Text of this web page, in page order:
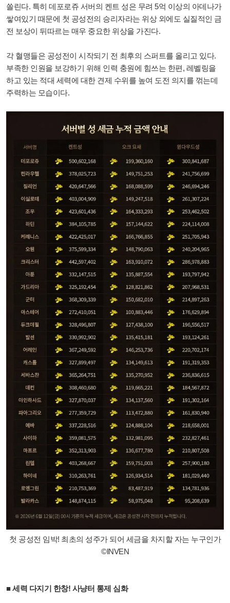
쏠린다. 특히 데포로쥬 서버의 켄트 성은 무려 5억 이상의 아데나가
쌓여있기 때문에 첫 공성전의 승리자라는 위상 외에도 실질적인 금
전 보상이 뒤따르는 매우 중요한 위상을 가진다.
각 혈맹들은 공성전이 시작되기 전 최후의 스퍼트를 올리고 있다.
부족한 인원을 보강하기 위해 인력 충원에 힘쓰는 한편, 레벨링을
하고 있는 적대 세력에 대한 견제 수위를 높여 도전 의지를 꺾는데
주력하는 모습이다.
첫 공성전 임박! 최초의 성주가 되어 세금을 차지할 자는 누구인가
©INVEN
■ 세력 다지기 한창! 사냥터 통제 심화